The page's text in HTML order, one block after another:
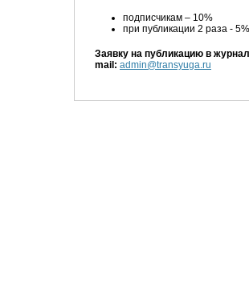
подписчикам – 10%
при публикации 2 раза -
Заявку на публикацию в
mail: admin@transyuga.ru